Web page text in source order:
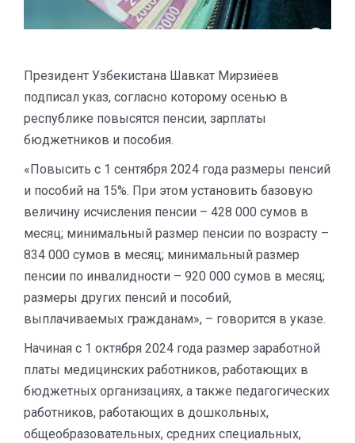
Президент Узбекистана Шавкат Мирзиёев
подписал указ, согласно которому осенью в
республике повысятся пенсии, зарплаты
бюджетников и пособия.
«Повысить с 1 сентября 2024 года размеры пенсий
и пособий на 15%. При этом установить базовую
величину исчисления пенсии – 428 000 сумов в
месяц; минимальный размер пенсии по возрасту –
834 000 сумов в месяц; минимальный размер
пенсии по инвалидности – 920 000 сумов в месяц;
размеры других пенсий и пособий,
выплачиваемых гражданам», – говорится в указе.
Начиная с 1 октября 2024 года размер заработной
платы медицинских работников, работающих в
бюджетных организациях, а также педагогических
работников, работающих в дошкольных,
общеобразовательных, средних специальных,